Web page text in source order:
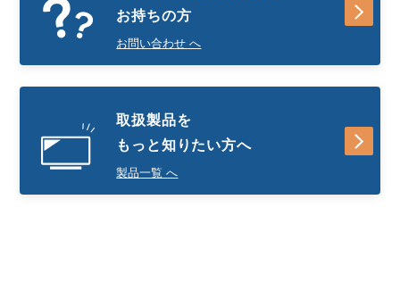
お持ちの方
お問い合わせ へ
取扱製品を
もっと知りたい方へ
製品一覧 へ